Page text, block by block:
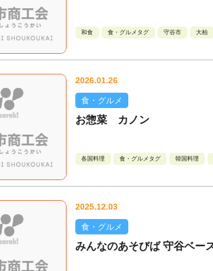
和食 食・グルメタグ 守谷市 大柏
2026.01.26
食・グルメ
お惣菜 カノン
各国料理 食・グルメタグ 韓国料理
2025.12.03
食・グルメ
みんなのあそびば 守谷ベー